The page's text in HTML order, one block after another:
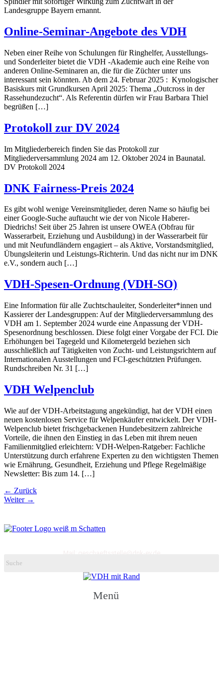
Landesgruppe Bayern ernannt.
Online-Seminar-Angebote des VDH
Neben einer Reihe von Schulungen für Ringhelfer, Ausstellungs-
und Sonderleiter bietet die VDH -Akademie auch eine Reihe von
anderen Online-Seminaren an, die für die Züchter unter uns
interessant sein könnten. Ab dem 24. Februar 2025 : Kynologischer
Basiskurs mit Grundkursen April 2025: Thema „Outcross in der
Rassehundezucht“. Als Referentin dürfen wir Frau Barbara Thiel
begrüßen […]
Protokoll zur DV 2024
Im Mitgliederbereich finden Sie das Protokoll zur
Mitgliederversammlung 2024 am 12. Oktober 2024 in Baunatal.
DV Protokoll 2024
DNK Fairness-Preis 2024
Es gibt wohl wenige Vereinsmitglieder, deren Name so häufig bei
einer Google-Suche auftaucht wie der von Nicole Haberer-
Diedrichs! Seit über 25 Jahren ist unsere OWEA (Obfrau für
Wasserarbeit, Erziehung und Ausbildung) in der Wasserarbeit für
und mit Neufundländern engagiert – als Aktive, Vorstandsmitglied,
Übungsleiterin und Leistungs-Richterin. Und das nicht nur im DNK
e.V., sondern auch […]
VDH-Spesen-Ordnung (VDH-SO)
Eine Information für alle Zuchtschauleiter, Sonderleiter*innen und
Kassierer der Landesgruppen: Auf der Mitgliederversammlung des
VDH am 1. September 2024 wurde eine Anpassung der VDH-
Spesenordnung beschlossen. Diese folgt einer Vorgabe der FCI. Die
Erhöhungen bei Tagegeld und Kilometergeld beziehen sich
ausschließlich auf Tätigkeiten von Zucht- und Leistungsrichtern auf
Internationalen Ausstellungen und FCI-geschützten Prüfungen.
Rundschreiben Nr. 31 […]
VDH Welpenclub
Wie auf der VDH-Arbeitstagung angekündigt, hat der VDH einen
neuen kostenlosen Service für Welpenkäufer entwickelt. Der VDH-
Welpenclub bietet frischgebackenen Hundebesitzern zahlreiche
Vorteile, die ihnen den Einstieg in das Leben mit ihrem neuen
Familienmitglied erleichtern: VDH-Welpen-Ratgeber: Fachliche
Unterstützung durch erfahrene Experten zu den wichtigsten Themen
wie Ernährung, Gesundheit, Erziehung und Pflege Regelmäßige
Newsletter: Bis zum 14. […]
← Zurück
Weiter →
Menü